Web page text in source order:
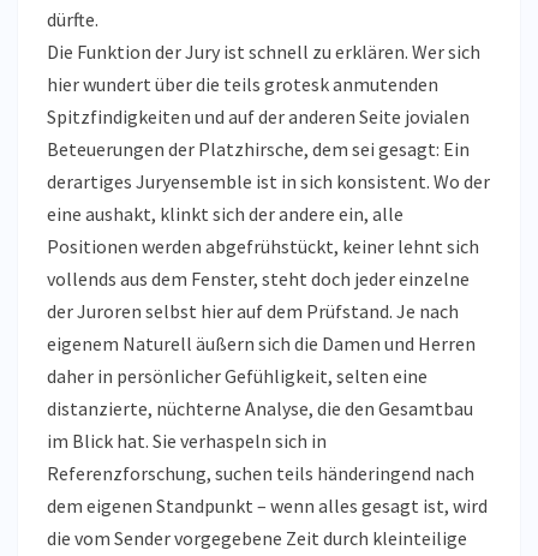
dürfte.
Die Funktion der Jury ist schnell zu erklären. Wer sich
hier wundert über die teils grotesk anmutenden
Spitzfindigkeiten und auf der anderen Seite jovialen
Beteuerungen der Platzhirsche, dem sei gesagt: Ein
derartiges Juryensemble ist in sich konsistent. Wo der
eine aushakt, klinkt sich der andere ein, alle
Positionen werden abgefrühstückt, keiner lehnt sich
vollends aus dem Fenster, steht doch jeder einzelne
der Juroren selbst hier auf dem Prüfstand. Je nach
eigenem Naturell äußern sich die Damen und Herren
daher in persönlicher Gefühligkeit, selten eine
distanzierte, nüchterne Analyse, die den Gesamtbau
im Blick hat. Sie verhaspeln sich in
Referenzforschung, suchen teils händeringend nach
dem eigenen Standpunkt – wenn alles gesagt ist, wird
die vom Sender vorgegebene Zeit durch kleinteilige